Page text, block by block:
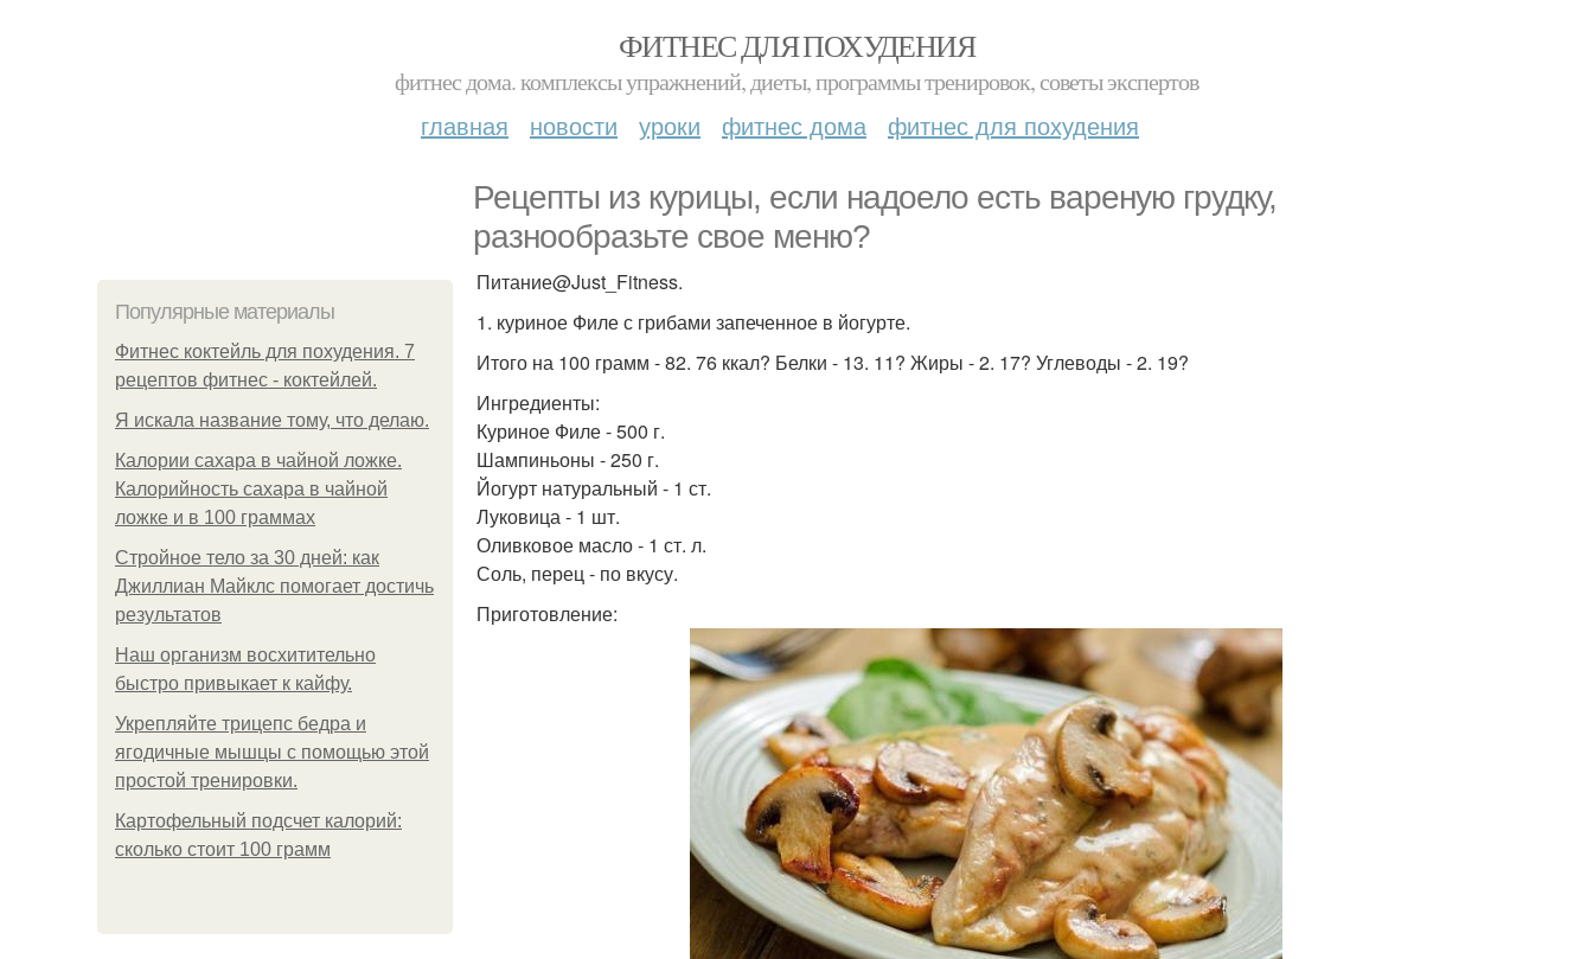
ФИТНЕС ДЛЯ ПОХУДЕНИЯ
фитнес дома. комплексы упражнений, диеты, программы тренировок, советы экспертов
главная новости уроки фитнес дома фитнес для похудения
Рецепты из курицы, если надоело есть вареную грудку,
разнообразьте свое меню?
Популярные материалы
Фитнес коктейль для похудения. 7
рецептов фитнес - коктейлей.
Я искала название тому, что делаю.
Калории сахара в чайной ложке.
Калорийность сахара в чайной
ложке и в 100 граммах
Стройное тело за 30 дней: как
Джиллиан Майклс помогает достичь
результатов
Наш организм восхитительно
быстро привыкает к кайфу.
Укрепляйте трицепс бедра и
ягодичные мышцы с помощью этой
простой тренировки.
Картофельный подсчет калорий:
сколько стоит 100 грамм
Питание@Just_Fitness.
1. куриное Филе с грибами запеченное в йогурте.
Итого на 100 грамм - 82. 76 ккал? Белки - 13. 11? Жиры - 2. 17? Углеводы - 2. 19?
Ингредиенты:
Куриное Филе - 500 г.
Шампиньоны - 250 г.
Йогурт натуральный - 1 ст.
Луковица - 1 шт.
Оливковое масло - 1 ст. л.
Соль, перец - по вкусу.
Приготовление: